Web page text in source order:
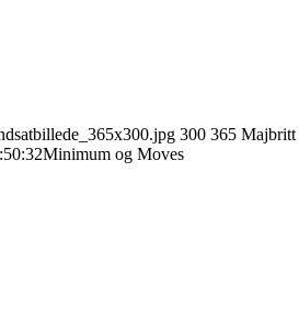
300 365 Majbritt
Minimum og Moves